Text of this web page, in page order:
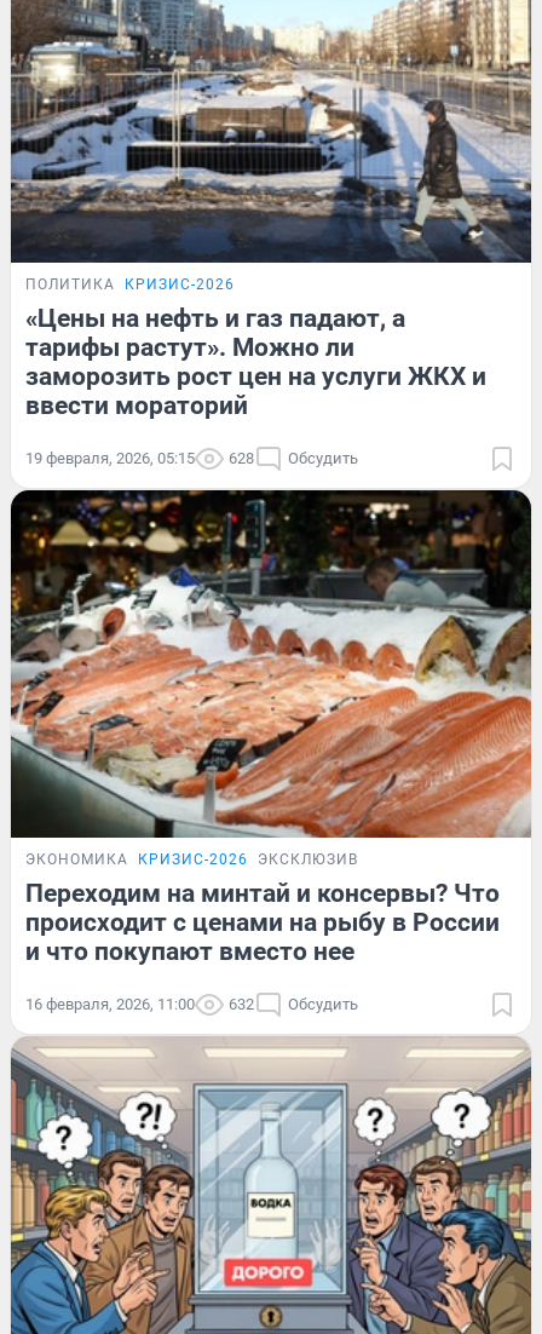
ПОЛИТИКА КРИЗИС-2026
«Цены на нефть и газ падают, а
тарифы растут». Можно ли
заморозить рост цен на услуги ЖКХ и
ввести мораторий
19 февраля, 2026, 05:15 628 Обсудить
ЭКОНОМИКА КРИЗИС-2026 ЭКСКЛЮЗИВ
Переходим на минтай и консервы? Что
происходит с ценами на рыбу в России
и что покупают вместо нее
16 февраля, 2026, 11:00 632 Обсудить